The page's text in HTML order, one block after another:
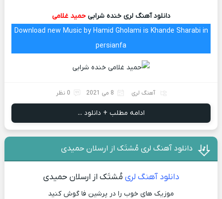
دانلود آهنگ لری خنده شرابیحمید غلامی
Download new Music by Hamid Gholami is Khande Sharabi in
persianfa
آهنگ لری 8 می 2021 0 نظر
ادامه مطلب + دانلود ...
دانلود آهنگ لری مُشتَک از ارسلان حمیدی
دانلود آهنگ لری مُشتَک از ارسلان حمیدی
موزیک های خوب را در پرشین فا گوش کنید